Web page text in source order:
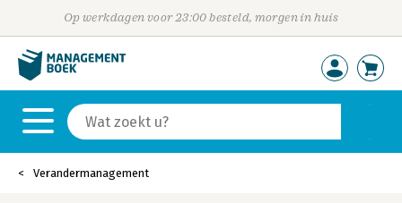
Op werkdagen voor 23:00 besteld, morgen in huis
Verandermanagement